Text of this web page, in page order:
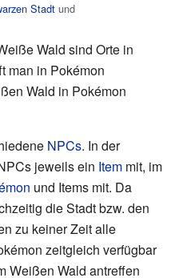
Stadtund
Wald sind Orte in
man in Pokémon
Wald in Pokémon
NPCs. In der
jeweils ein Item mit, im
und Items mit. Da
die Stadt bzw. den
zu keiner Zeit alle
zeitgleich verfügbar
Weißen Wald antreffen